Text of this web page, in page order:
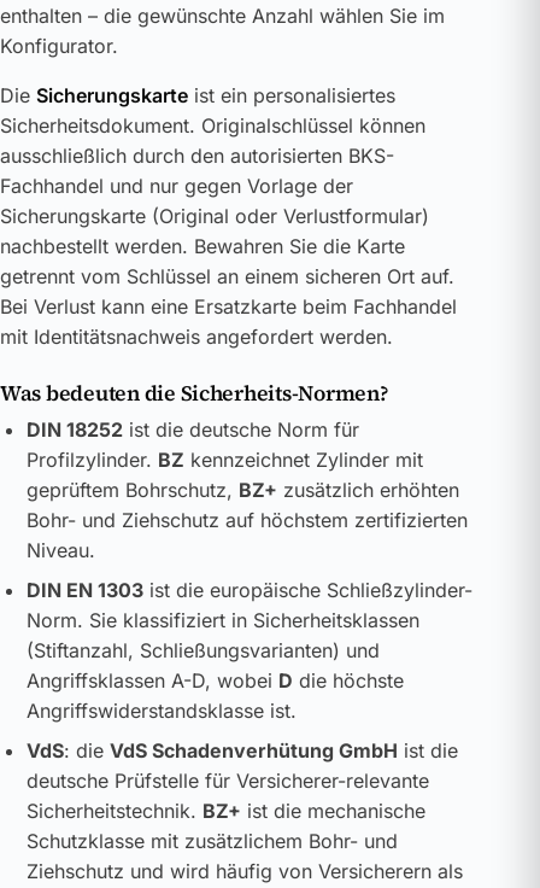
enthalten – die gewünschte Anzahl wählen Sie im
Konfigurator.
Die Sicherungskarte ist ein personalisiertes
Sicherheitsdokument. Originalschlüssel können
ausschließlich durch den autorisierten BKS-
Fachhandel und nur gegen Vorlage der
Sicherungskarte (Original oder Verlustformular)
nachbestellt werden. Bewahren Sie die Karte
getrennt vom Schlüssel an einem sicheren Ort auf.
Bei Verlust kann eine Ersatzkarte beim Fachhandel
mit Identitätsnachweis angefordert werden.
Was bedeuten die Sicherheits-Normen?
DIN 18252ist die deutsche Norm für
Profilzylinder. BZ kennzeichnet Zylinder mit
geprüftem Bohrschutz, BZ+ zusätzlich erhöhten
Bohr- und Ziehschutz auf höchstem zertifizierten
Niveau.
DIN EN 1303ist die europäische Schließzylinder-
Norm. Sie klassifiziert in Sicherheitsklassen
(Stiftanzahl, Schließungsvarianten) und
Angriffsklassen A-D, wobei D die höchste
Angriffswiderstandsklasse ist.
VdS: die VdS Schadenverhütung GmbH ist die
deutsche Prüfstelle für Versicherer-relevante
Sicherheitstechnik. BZ+ ist die mechanische
Schutzklasse mit zusätzlichem Bohr- und
Ziehschutz und wird häufig von Versicherern als